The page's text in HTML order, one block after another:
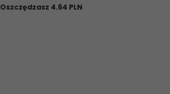
Oszczędzasz 4.64 PLN